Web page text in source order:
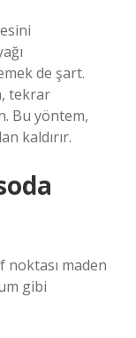
de şart.
tekrar
Bu yöntem,
kaldırır.
maden
gibi